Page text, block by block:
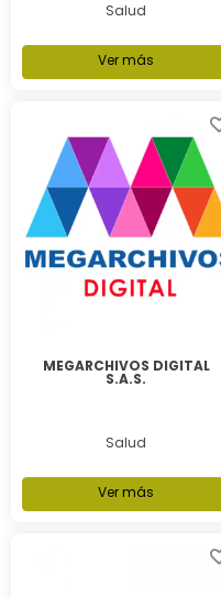
Salud
Ver más
MEGARCHIVOS DIGITAL
S.A.S.
Salud
Ver más